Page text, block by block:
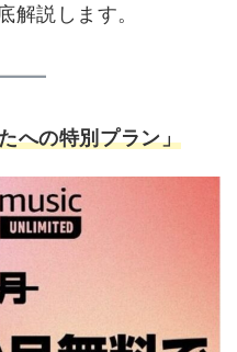
解説します。
への特別プラン」